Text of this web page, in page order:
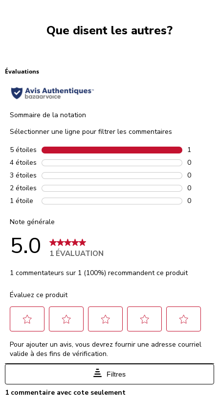
Que disent les autres?
Évaluations
Sommaire de la notation
Sélectionner une ligne pour filtrer les commentaires
5 étoiles étoiles
1
1
4 étoiles étoiles
0
0
3 étoiles étoiles
0
0
2 étoiles étoiles
0
0
1 étoile étoiles
0
Note générale
5.0 1 ÉVALUATION
1 commentateurs sur 1 (100%) recommandent ce produit
Évaluez ce produit
pour
évaluer
l'article
1
étoile.
pour
évaluer
l'article
2
étoiles.
pour
évaluer
l'article
3
étoiles.
pour
l'article
4
pour
l'article
5
Pour ajouter un avis, vous devrez fournir une adresse courriel
valide à des fins de vérification.
Filtres
1 commentaire avec cote seulement